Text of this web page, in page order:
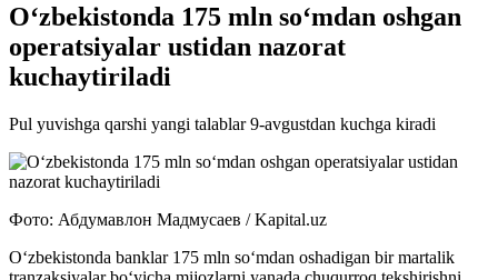
O‘zbekistonda 175 mln so‘mdan oshgan
operatsiyalar ustidan nazorat
kuchaytiriladi
Pul yuvishga qarshi yangi talablar 9-avgustdan kuchga kiradi
Фото: Абдумавлон Мадмусаев / Kapital.uz
O‘zbekistonda banklar 175 mln so‘mdan oshadigan bir martalik